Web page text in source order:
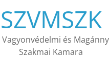
SZVMSZK
Vagyonvédelmi és
Szakmai Kamara